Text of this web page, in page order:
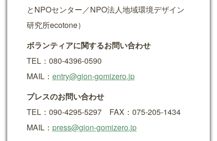
とNPOセンター／NPO法人地域環境デザイン
研究所ecotone）
ボランティアに関するお問い合わせ
TEL：080-4396-0590
MAIL： entry@gion-gomizero.jp
プレスのお問い合わせ
TEL：090-4295-5297 FAX：075-205-1434
MAIL： press@gion-gomizero.jp